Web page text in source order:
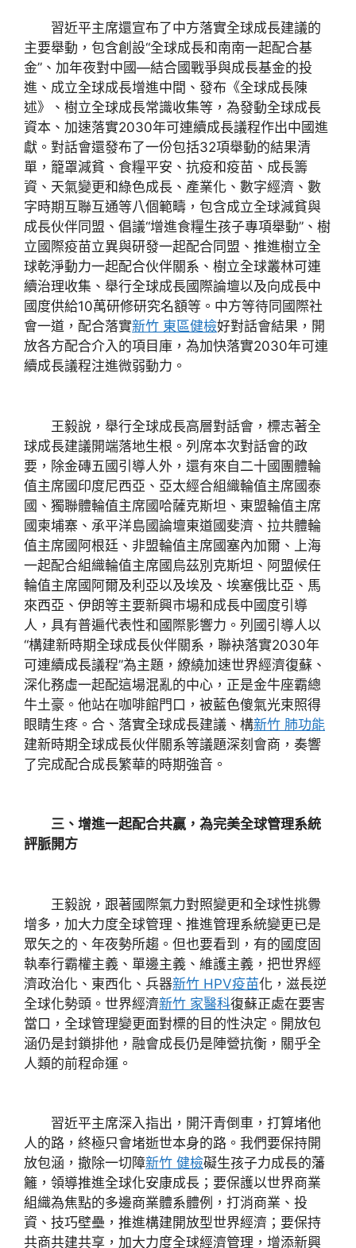
習近平主席還宣布了中方落實全球成長建議的
主要舉動，包含創設“全球成長和南南一起配合基
金”、加年夜對中國—結合國戰爭與成長基金的投
進、成立全球成長增進中間、發布《全球成長陳
述》、樹立全球成長常識收集等，為發動全球成長
資本、加速落實2030年可連續成長議程作出中國進
獻。對話會還發布了一份包括32項舉動的結果清
單，籠罩減貧、食糧平安、抗疫和疫苗、成長籌
資、天氣變更和綠色成長、產業化、數字經濟、數
字時期互聯互通等八個範疇，包含成立全球減貧與
成長伙伴同盟、倡議“增進食糧生孩子專項舉動”、樹
立國際疫苗立異與研發一起配合同盟、推進樹立全
球乾淨動力一起配合伙伴關系、樹立全球叢林可連
續治理收集、舉行全球成長國際論壇以及向成長中
國度供給10萬研修研究名額等。中方等待同國際社
會一道，配合落實新竹 東區健檢好對話會結果，開
放各方配合介入的項目庫，為加快落實2030年可連
續成長議程注進微弱動力。
王毅說，舉行全球成長高層對話會，標志著全
球成長建議開端落地生根。列席本次對話會的政
要，除金磚五國引導人外，還有來自二十國團體輪
值主席國印度尼西亞、亞太經合組織輪值主席國泰
國、獨聯體輪值主席國哈薩克斯坦、東盟輪值主席
國柬埔寨、承平洋島國論壇東道國斐濟、拉共體輪
值主席國阿根廷、非盟輪值主席國塞內加爾、上海
一起配合組織輪值主席國烏茲別克斯坦、阿盟候任
輪值主席國阿爾及利亞以及埃及、埃塞俄比亞、馬
來西亞、伊朗等主要新興市場和成長中國度引導
人，具有普遍代表性和國際影響力。列國引導人以
“構建新時期全球成長伙伴關系，聯袂落實2030年
可連續成長議程”為主題，繚繞加速世界經濟復蘇、
深化務虛一起配這場混亂的中心，正是金牛座霸總
牛土豪。他站在咖啡館門口，被藍色傻氣光束照得
眼睛生疼。合、落實全球成長建議、構新竹 肺功能
建新時期全球成長伙伴關系等議題深刻會商，奏響
了完成配合成長繁華的時期強音。
三、增進一起配合共贏，為完美全球管理系統
評脈開方
王毅說，跟著國際氣力對照變更和全球性挑釁
增多，加大力度全球管理、推進管理系統變更已是
眾矢之的、年夜勢所趨。但也要看到，有的國度固
執奉行霸權主義、單邊主義、維護主義，把世界經
濟政治化、東西化、兵器新竹 HPV疫苗化，滋長逆
全球化勢頭。世界經濟新竹 家醫科復蘇正處在要害
當口，全球管理變更面對標的目的性決定。開放包
涵仍是封鎖排他，融會成長仍是陣營抗衡，關乎全
人類的前程命運。
習近平主席深入指出，開汗青倒車，打算堵他
人的路，終極只會堵逝世本身的路。我們要保持開
放包涵，撤除一切障新竹 健檢礙生孩子力成長的藩
籬，領導推進全球化安康成長；要保護以世界商業
組織為焦點的多邊商業體系體例，打消商業、投
資、技巧壁壘，推進構建開放型世界經濟；要保持
共商共建共享，加大力度全球經濟管理，增添新興